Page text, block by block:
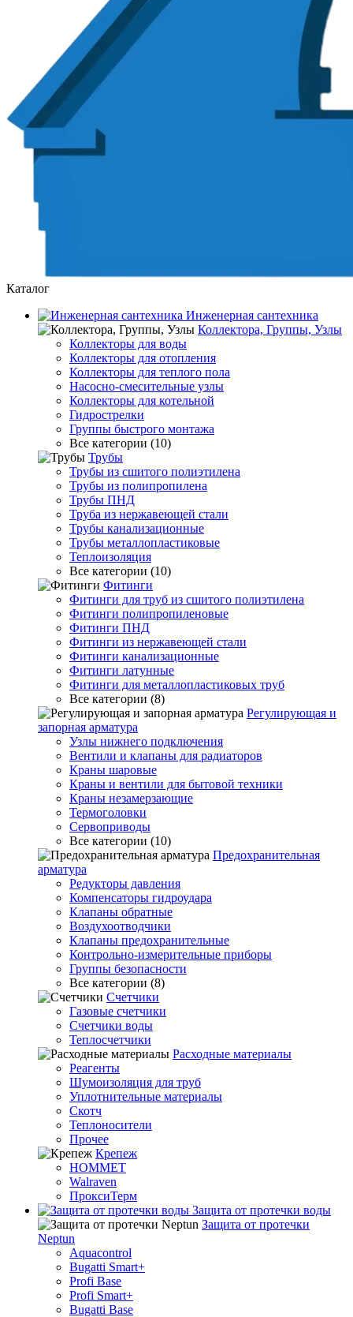
Каталог
Инженерная сантехника
Коллектора, Группы, Узлы
Коллекторы для воды
Коллекторы для отопления
Коллекторы для теплого пола
Насосно-смесительные узлы
Коллекторы для котельной
Гидрострелки
Группы быстрого монтажа
Все категории (10)
Трубы
Трубы из сшитого полиэтилена
Трубы из полипропилена
Трубы ПНД
Труба из нержавеющей стали
Трубы канализационные
Трубы металлопластиковые
Теплоизоляция
Все категории (10)
Фитинги
Фитинги для труб из сшитого полиэтилена
Фитинги полипропиленовые
Фитинги ПНД
Фитинги из нержавеющей стали
Фитинги канализационные
Фитинги латунные
Фитинги для металлопластиковых труб
Все категории (8)
Регулирующая и
запорная арматура
Узлы нижнего подключения
Вентили и клапаны для радиаторов
Краны шаровые
Краны и вентили для бытовой техники
Краны незамерзающие
Термоголовки
Сервоприводы
Все категории (10)
Предохранительная
арматура
Редукторы давления
Компенсаторы гидроудара
Клапаны обратные
Воздухоотводчики
Клапаны предохранительные
Контрольно-измерительные приборы
Группы безопасности
Все категории (8)
Счетчики
Газовые счетчики
Счетчики воды
Теплосчетчики
Расходные материалы
Реагенты
Шумоизоляция для труб
Уплотнительные материалы
Скотч
Теплоносители
Прочее
Крепеж
HOMMET
Walraven
ПроксиТерм
Защита от протечки воды
Защита от протечки
Neptun
Aquacontrol
Bugatti Smart+
Profi Base
Profi Smart+
Bugatti Base